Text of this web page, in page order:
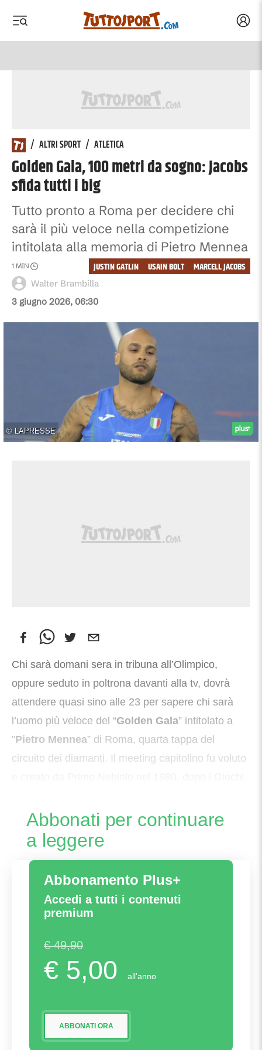
/ ALTRI SPORT/ ATLETICA
Golden Gala, 100 metri da sogno: Jacobs
sfida tutti i big
Tutto pronto a Roma per decidere chi
sarà il più veloce nella competizione
intitolata alla memoria di Pietro Mennea
3 giugno 2026, 06:30
Walter Brambilla
1 MIN MARCELL JACOBS
USAIN BOLT
JUSTIN GATLIN
© LAPRESSE
Chi sarà domani sera in tribuna all’Olimpico,
oppure seduto in poltrona davanti alla tv, dovrà
attendere quasi sino alle 23 per sapere chi sarà
l’uomo più veloce del “Golden Gala” intitolato a
"Pietro Mennea” di Roma, quarta tappa del
circuito dei diamanti. Il meeting capitolino fu voluto
Abbonati per continuare
a leggere
Abbonamento Plus+
Accedi a tutti i contenuti
premium
€ 49,90
€ 5,00 all'anno
ABBONATI ORA